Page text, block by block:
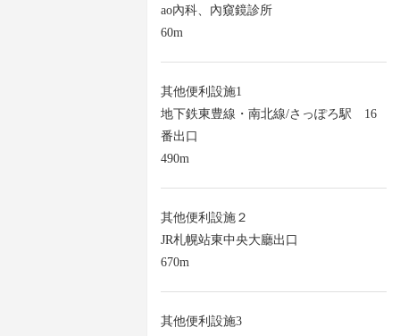
ao內科、內窺鏡診所
60m
其他便利設施1
地下鉄東豊線・南北線/さっぽろ駅 16
番出口
490m
其他便利設施２
JR札幌站東中央大廳出口
670m
其他便利設施3